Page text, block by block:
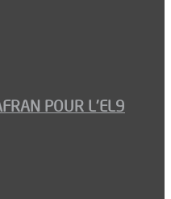
POUR L’EL9